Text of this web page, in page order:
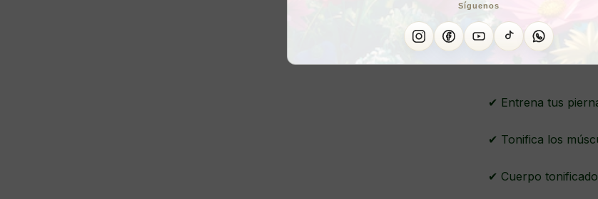
Síguenos
✔ Entrena tus
✔ Tonifica los
✔ Cuerpo